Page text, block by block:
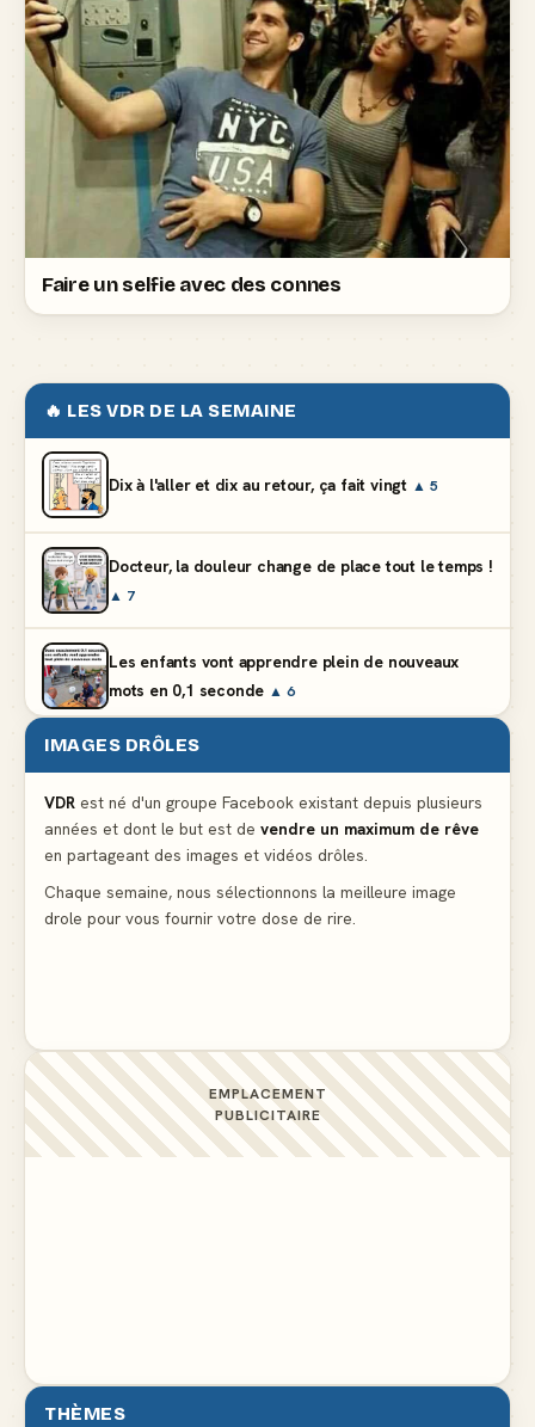
Faire un selfie avec des connes
🔥 LES VDR DE LA SEMAINE
Dix à l'aller et dix au retour, ça fait vingt ▲ 5
Docteur, la douleur change de place tout le temps !
▲ 7
Les enfants vont apprendre plein de nouveaux
mots en 0,1 seconde ▲ 6
En état de légitime dépenses aux soldes ▲ 4
Lidl propose un climatiseur avec gants de boxe et
protège-dent offerts
IMAGES DRÔLES
VDR est né d'un groupe Facebook existant depuis plusieurs
années et dont le but est de vendre un maximum de rêve
en partageant des images et vidéos drôles.
Chaque semaine, nous sélectionnons la meilleure image
drole pour vous fournir votre dose de rire.
EMPLACEMENT
PUBLICITAIRE
THÈMES